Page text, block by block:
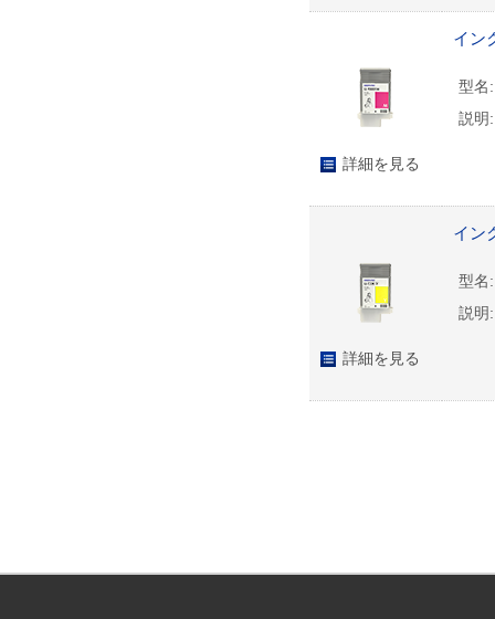
詳細を見る
イン
型名:
説明:
詳細を見る
イン
型名:
説明: